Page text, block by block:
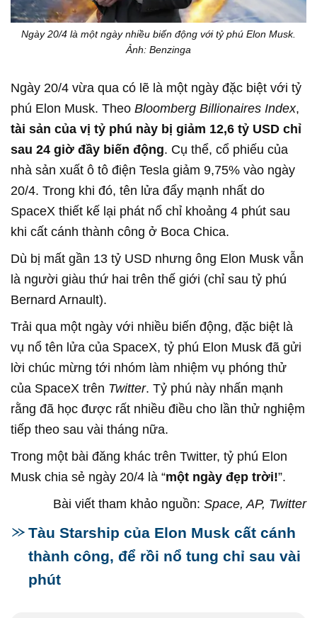
Ngày 20/4 là một ngày nhiều biến động với tỷ phú Elon Musk.
Ảnh: Benzinga
Ngày 20/4 vừa qua có lẽ là một ngày đặc biệt với tỷ
phú Elon Musk. Theo Bloomberg Billionaires Index,
tài sản của vị tỷ phú này bị giảm 12,6 tỷ USD chỉ
sau 24 giờ đầy biến động. Cụ thể, cổ phiếu của
nhà sản xuất ô tô điện Tesla giảm 9,75% vào ngày
20/4. Trong khi đó, tên lửa đẩy mạnh nhất do
SpaceX thiết kế lại phát nổ chỉ khoảng 4 phút sau
khi cất cánh thành công ở Boca Chica.
Dù bị mất gần 13 tỷ USD nhưng ông Elon Musk vẫn
là người giàu thứ hai trên thế giới (chỉ sau tỷ phú
Bernard Arnault).
Trải qua một ngày với nhiều biến động, đặc biệt là
vụ nổ tên lửa của SpaceX, tỷ phú Elon Musk đã gửi
lời chúc mừng tới nhóm làm nhiệm vụ phóng thử
của SpaceX trên Twitter. Tỷ phú này nhấn mạnh
rằng đã học được rất nhiều điều cho lần thử nghiệm
tiếp theo sau vài tháng nữa.
Trong một bài đăng khác trên Twitter, tỷ phú Elon
Musk chia sẻ ngày 20/4 là “một ngày đẹp trời!”.
Bài viết tham khảo nguồn: Space, AP, Twitter
Tàu Starship của Elon Musk cất cánh
thành công, để rồi nổ tung chỉ sau vài
phút